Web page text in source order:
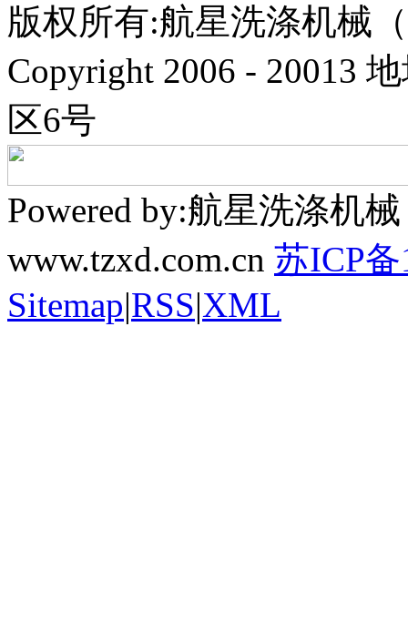
版权所有:航星洗涤机械
Copyright 2006 - 20013
区6号
Powered by:航星洗涤机
www.tzxd.com.cn 苏ICP
Sitemap|RSS|XML